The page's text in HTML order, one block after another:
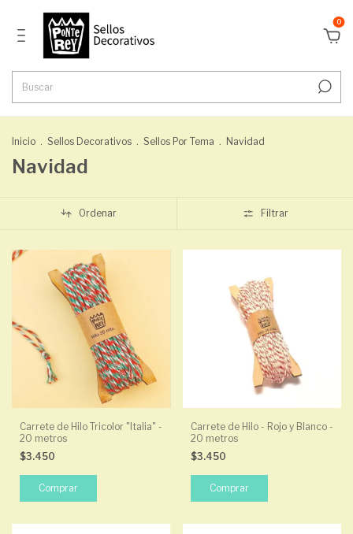
0
Inicio . Sellos Decorativos . Sellos Por Tema . Navidad
Navidad
Ordenar Filtrar
Carrete de Hilo Tricolor "Italia" -
20 metros
$3.450
Carrete de Hilo - Rojo y Blanco -
20 metros
$3.450